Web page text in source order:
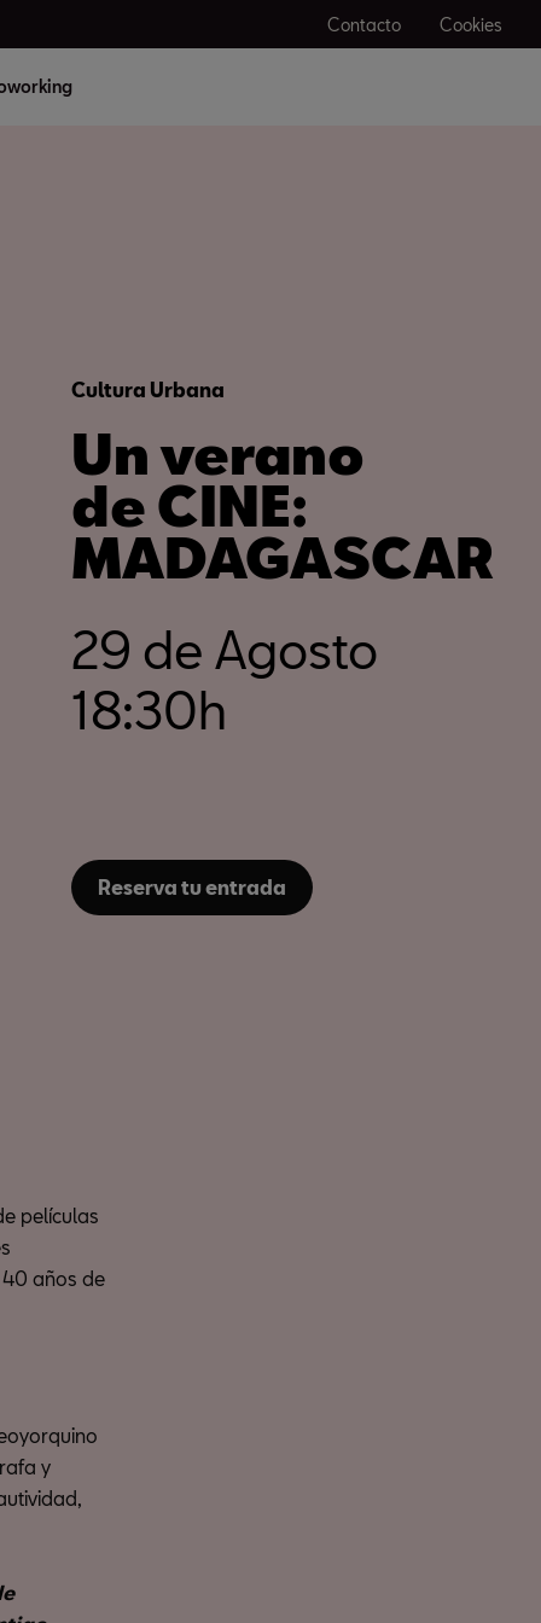
Contacto Cookies
Cultura Urbana
Un verano
de CINE:
MADAGASCAR
29 de Agosto
18:30h
Reserva tu entrada
películas
40 años de
y